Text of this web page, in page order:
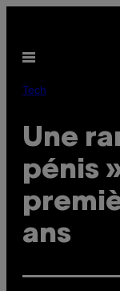
content
Open
Tech
Une
pénis
ans